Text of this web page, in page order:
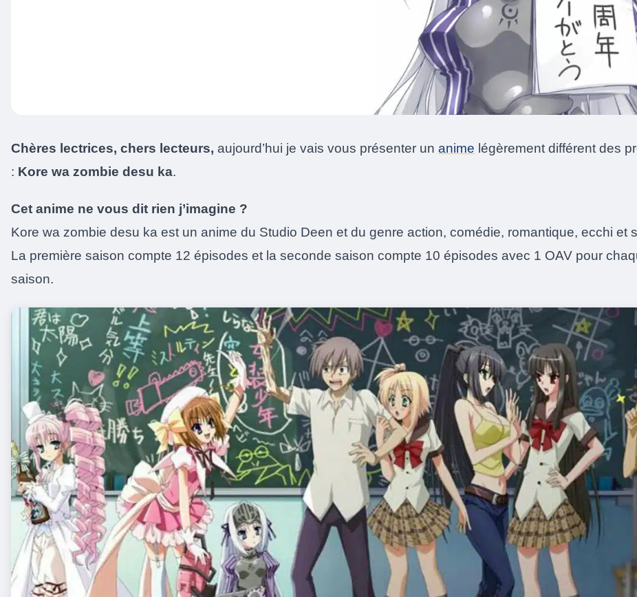
Chères lectrices, chers lecteurs, aujourd’hui je vais vous présenter un anime légèrement différent des
: Kore wa zombie desu ka.
Cet anime ne vous dit rien j’imagine ?
Kore wa zombie desu ka est un anime du Studio Deen et du genre action, comédie, romantique, ecchi et
La première saison compte 12 épisodes et la seconde saison compte 10 épisodes avec 1 OAV pour
saison.